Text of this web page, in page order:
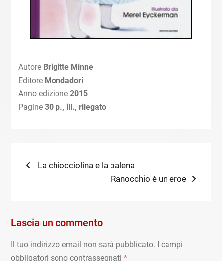
Autore Brigitte Minne
Editore Mondadori
Anno edizione 2015
Pagine30 p., ill., rilegato
Navigazione
Previous
La chiocciolina e la balena
Next
Ranocchio è un eroe
Lascia un commento
Il tuo indirizzo email non sarà pubblicato.
I campi
obbligatori sono contrassegnati *